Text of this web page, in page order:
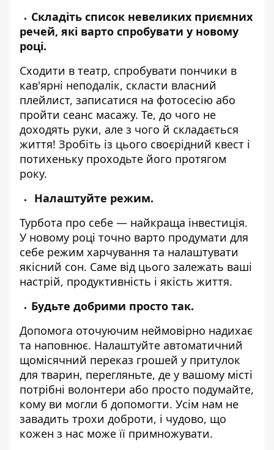
Складіть список невеликих приємних
речей, які варто спробувати у новому
році.
Сходити в театр, спробувати пончики в
кав'ярні неподалік, скласти власний
плейлист, записатися на фотосесію або
пройти сеанс масажу. Те, до чого не
доходять руки, але з чого й складається
життя! Зробіть із цього своєрідний квест і
потихеньку проходьте його протягом
року.
Налаштуйте режим.
Турбота про себе — найкраща інвестиція.
У новому році точно варто продумати для
себе режим харчування та налаштувати
якісний сон. Саме від цього залежать ваші
настрій, продуктивність і якість життя.
Будьте добрими просто так.
Допомога оточуючим неймовірно надихає
та наповнює. Налаштуйте автоматичний
щомісячний переказ грошей у притулок
для тварин, перегляньте, де у вашому місті
потрібні волонтери або просто подумайте,
кому ви могли б допомогти. Усім нам не
завадить трохи доброти, і чудово, що
кожен з нас може її примножувати.